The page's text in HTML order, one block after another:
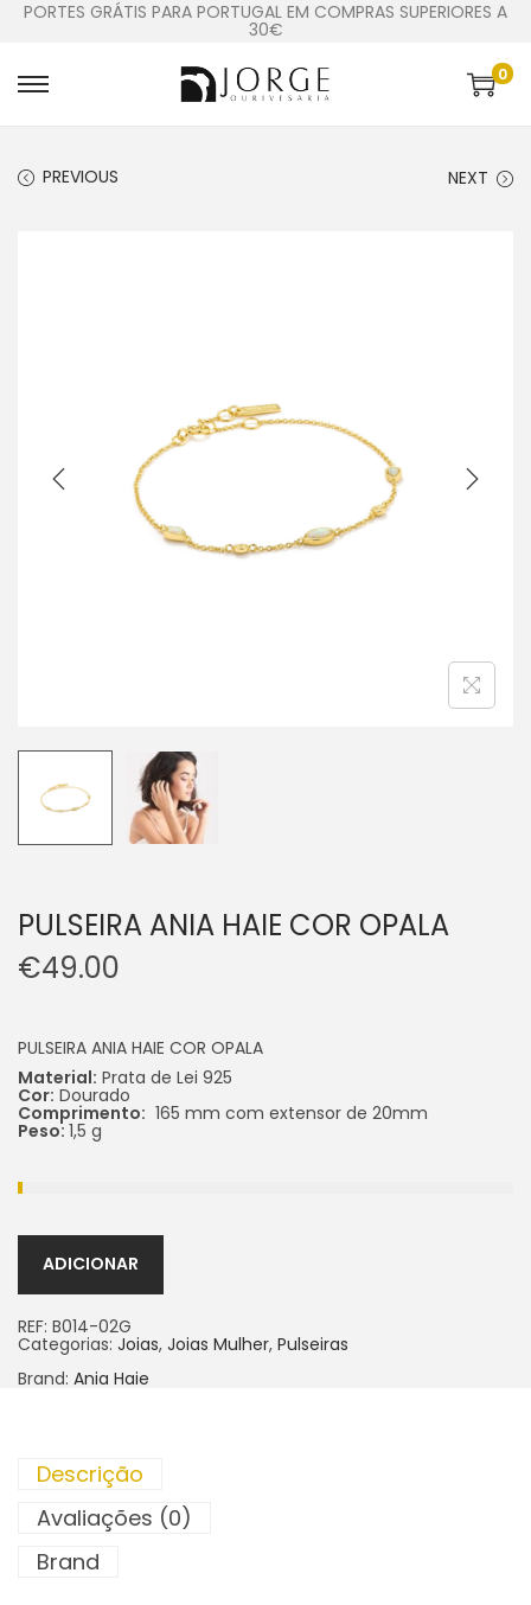
PORTES GRÁTIS PARA PORTUGAL EM COMPRAS SUPERIORES A
30€
0
PREVIOUS NEXT
PULSEIRA ANIA HAIE COR OPALA
€49.00
PULSEIRA ANIA HAIE COR OPALA
Material: Prata de Lei 925
Cor: Dourado
Comprimento: 165 mm com extensor de 20mm
Peso: 1,5 g
ADICIONAR
REF: B014-02G
Categorias: Joias, Joias Mulher, Pulseiras
Brand: Ania Haie
Descrição
Avaliações (0)
Brand